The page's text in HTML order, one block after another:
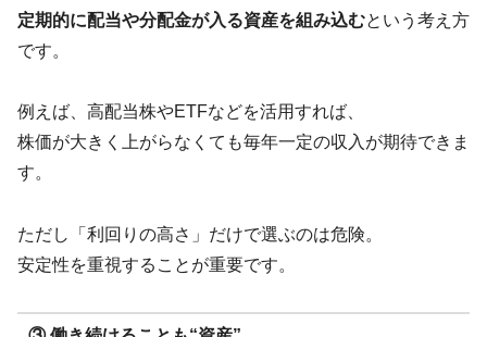
定期的に配当や分配金が入る資産を組み込むという考え方
です。
例えば、高配当株やETFなどを活用すれば、
株価が大きく上がらなくても毎年一定の収入が期待できま
す。
ただし「利回りの高さ」だけで選ぶのは危険。
安定性を重視することが重要です。